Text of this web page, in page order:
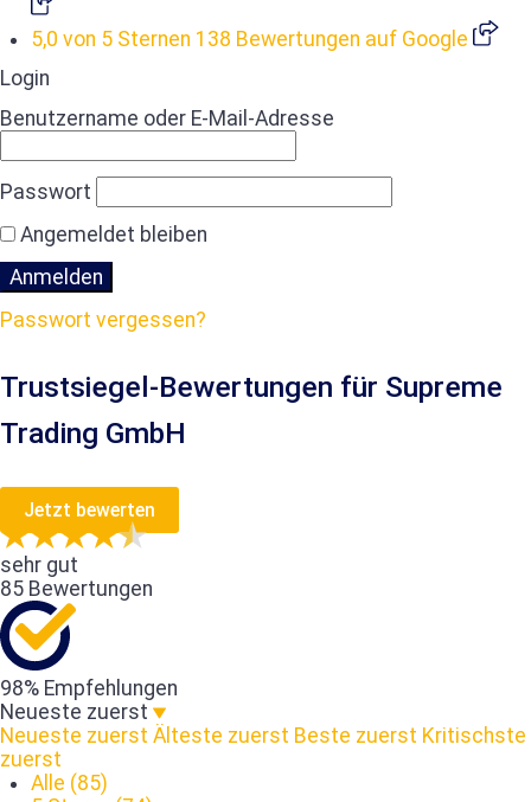
5,0 von 5 Sternen 138 Bewertungen auf Google
Login
Benutzername oder E-Mail-Adresse
Passwort
Angemeldet bleiben
Passwort vergessen?
Trustsiegel-Bewertungen für Supreme
Trading GmbH
Jetzt bewerten
sehr gut
85 Bewertungen
98% Empfehlungen
Neueste zuerst
Neueste zuerst Älteste zuerst Beste zuerst Kritischste
zuerst
Alle (85)